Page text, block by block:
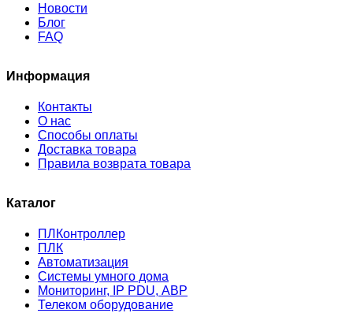
Новости
Блог
FAQ
Информация
Контакты
О нас
Способы оплаты
Доставка товара
Правила возврата товара
Каталог
ПЛКонтроллер
ПЛК
Автоматизация
Системы умного дома
Мониторинг, IP PDU, АВР
Телеком оборудование